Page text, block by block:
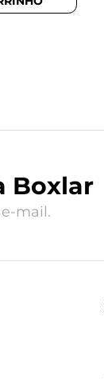
Boxlar
mail.